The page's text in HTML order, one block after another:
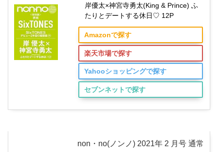
岸優太×神宮寺勇太(King & Prince) ふ
たりとデートする休日♡ 12P
Amazonで探す
楽天市場で探す
Yahooショッピングで探す
セブンネットで探す
non・no(ノンノ) 2021年 2 月号 通常